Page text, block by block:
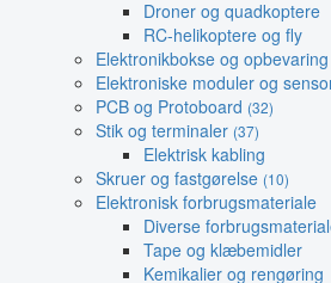
Droner og quadkoptere
RC-helikoptere og fly
Elektronikbokse og opbevaring
Elektroniske moduler og
PCB og Protoboard (32)
Stik og terminaler (37)
Elektrisk kabling
Skruer og fastgørelse (10)
Elektronisk forbrugsmateriale
Diverse
Tape og klæbemidler
Kemikalier og rengøring